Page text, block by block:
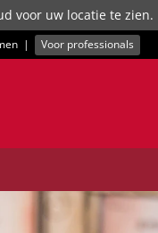
voor uw locatie te zien.
| Voor professionals